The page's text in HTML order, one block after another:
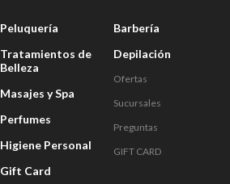
Peluquería
Tratamientos de
Belleza
Masajes y Spa
Perfumes
Higiene Personal
Gift Card
Barbería
Depilación
Ofertas
Sucursales
Preguntas
GIFT CARD